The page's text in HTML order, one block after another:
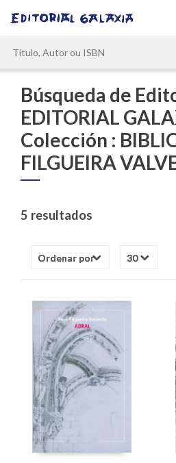
Búsqueda de
EDITORIAL
Colección :
FILGUEIRA
5 resultados